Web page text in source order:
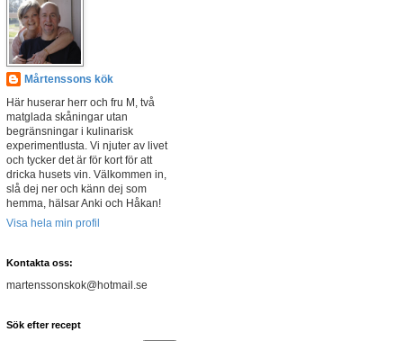
Mårtenssons kök
Här huserar herr och fru M, två
matglada skåningar utan
begränsningar i kulinarisk
experimentlusta. Vi njuter av livet
och tycker det är för kort för att
dricka husets vin. Välkommen in,
slå dej ner och känn dej som
hemma, hälsar Anki och Håkan!
Visa hela min profil
Kontakta oss:
martenssonskok@hotmail.se
Sök efter recept